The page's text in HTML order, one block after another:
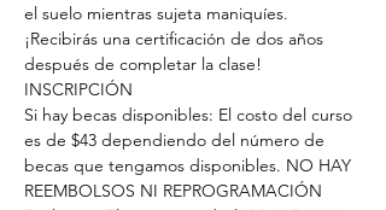
el suelo mientras sujeta maniquíes.
¡Recibirás una certificación de dos años
después de completar la clase!
INSCRIPCIÓN
Si hay becas disponibles: El costo del curso
es de $43 dependiendo del número de
becas que tengamos disponibles. NO HAY
REEMBOLSOS NI REPROGRAMACIÓN